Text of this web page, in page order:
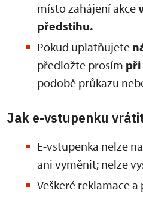
místo zahájení akce
předstihu.
Pokud uplatňujete
předložte prosím při
podobě průkazu
Jak e-vstupenku
E-vstupenka nelze
ani vyměnit; nelze
Veškeré reklamace